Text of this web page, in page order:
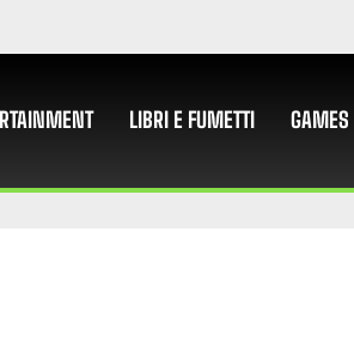
LIBRI E FUMETTI GAMES